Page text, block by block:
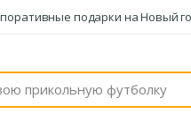
подарки на Новый